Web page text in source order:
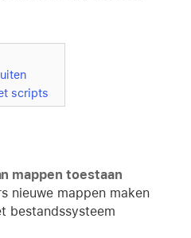
scripts
mappen toestaan
nieuwe mappen maken
bestandssysteem